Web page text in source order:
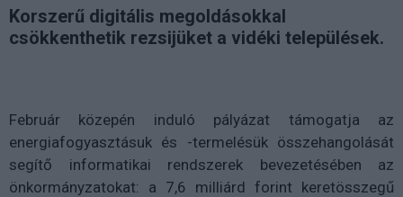
Korszerű digitális megoldásokkal
csökkenthetik rezsijüket a vidéki települések.
Február közepén induló pályázat támogatja az
energiafogyasztásuk és -termelésük összehangolását
segítő informatikai rendszerek bevezetésében az
önkormányzatokat: a 7,6 milliárd forint keretösszegű